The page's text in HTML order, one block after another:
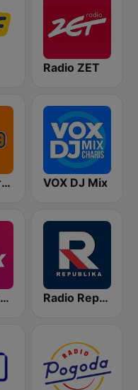
Radio ZET
ESKA Warszawa VOX DJ Mix
RMF MAXXX Radio Republika